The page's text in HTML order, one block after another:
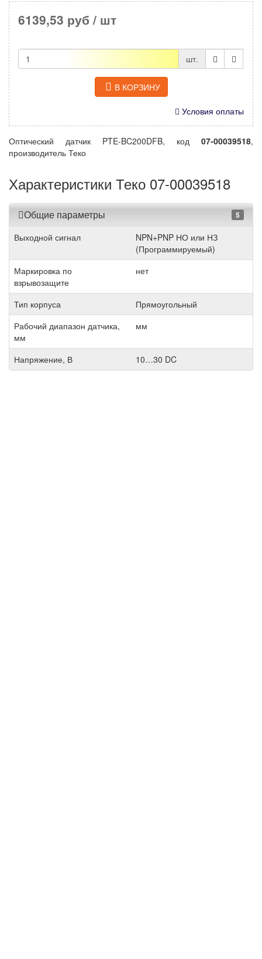
6139,53 руб / шт
шт.
В КОРЗИНУ
Условия оплаты
Оптический датчик PTE-BC200DFB, код 07-00039518,
производитель Теко
Характеристики Теко 07-00039518
Общие параметры 5
Выходной сигнал
NPN+PNP НО или НЗ
(Программируемый)
Маркировка по
взрывозащите
нет
Тип корпуса
Прямоугольный
Рабочий диапазон датчика,
мм
мм
Напряжение, В 10…30 DC